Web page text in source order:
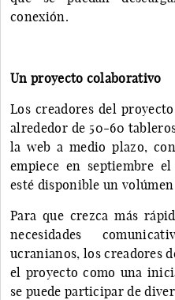
conexión.
Un proyecto colaborativo
Los creadores del
alrededor de 50-60
la web a medio plazo,
empiece en septiembre
esté disponible un
Para que crezca más
necesidades
ucranianos, los creadores
el proyecto como una
se puede participar de